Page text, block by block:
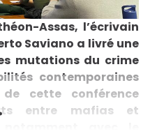
Assas, l’écrivain
Saviano a livré une
mutations du crime
contemporaines
cette conférence
entre mafias et
avec le